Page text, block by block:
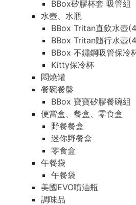
BBox矽膠杯套 吸管組
水壺、水瓶
BBox Tritan直飲水壺
BBox Tritan隨行水壺
BBox 不鏽鋼吸管保冷
Kitty保冷杯
悶燒罐
餐碗餐盤
BBox 寶寶矽膠餐碗組
便當盒、餐盒、零食盒
野餐餐盒
迷你野餐盒
零食盒
午餐袋
午餐袋
美國EVO噴油瓶
調味品